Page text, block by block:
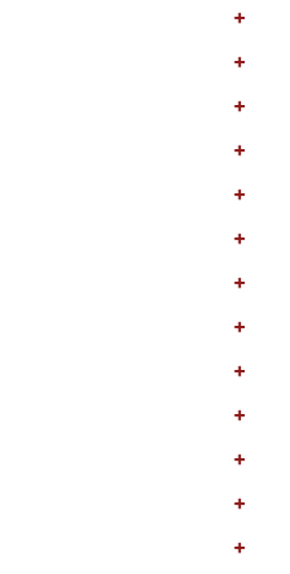
+
+
+
+
+
+
+
+
+
+
+
+
+